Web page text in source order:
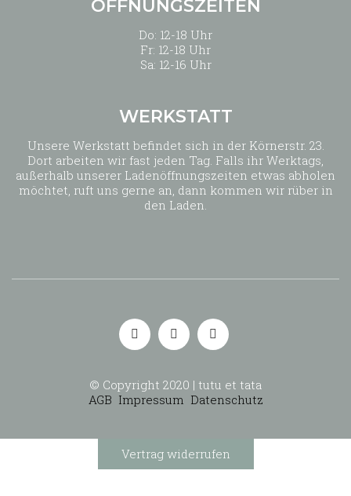
ÖFFNUNGSZEITEN
Do: 12-18 Uhr
Fr: 12-18 Uhr
Sa: 12-16 Uhr
WERKSTATT
Unsere Werkstatt befindet sich in der Körnerstr. 23.
Dort arbeiten wir fast jeden Tag. Falls ihr Werktags,
außerhalb unserer Ladenöffnungszeiten etwas abholen
möchtet, ruft uns gerne an, dann kommen wir rüber in
den Laden.
© Copyright 2020 | tutu et tata
AGB Impressum Datenschutz
Vertrag widerrufen